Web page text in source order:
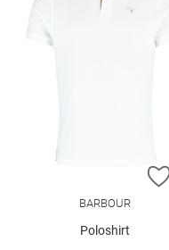
BARBOUR
Poloshirt